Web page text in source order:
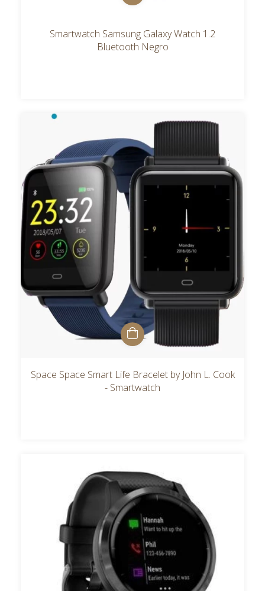
Smartwatch Samsung Galaxy Watch 1.2
Bluetooth Negro
Space Space Smart Life Bracelet by John L. Cook
- Smartwatch